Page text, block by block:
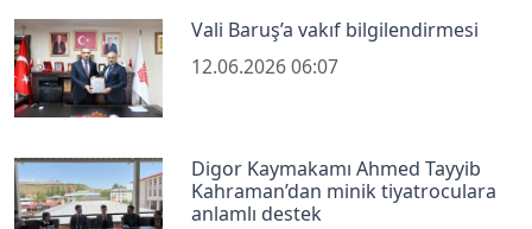
Vali Baruş’a vakıf bilgilendirmesi
12.06.2026 06:07
Digor Kaymakamı Ahmed Tayyib
Kahraman’dan minik tiyatroculara
anlamlı destek